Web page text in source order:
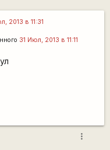
2013 в 11:31
31 Июл, 2013 в 11:11
more_vert